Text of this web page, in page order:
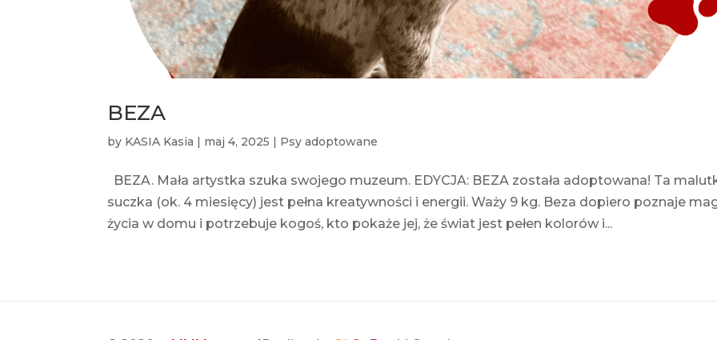
BEZA
by KASIA Kasia | maj 4, 2025 | Psy adoptowane
BEZA. Mała artystka szuka swojego muzeum. EDYCJA: BEZA została adoptowana! Ta
suczka (ok. 4 miesięcy) jest pełna kreatywności i energii. Waży 9 kg. Beza dopiero poznaje
życia w domu i potrzebuje kogoś, kto pokaże jej, że świat jest pełen kolorów i...